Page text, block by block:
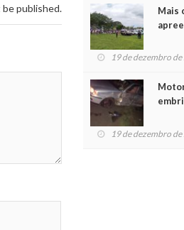
be published.
Mais
19 de dezembro
19 de dezembro